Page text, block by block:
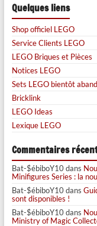
Quelques liens
Shop officiel LEGO
Service Clients LEGO
LEGO Briques et Pièces
Notices LEGO
Sets LEGO bientôt
Bricklink
LEGO Ideas
Lexique LEGO
Commentaires
Bat-$ébiboY10dans
Minifigures Series : la
Bat-$ébiboY10dans
sont disponibles !
Bat-$ébiboY10dans
Ministry of Magic